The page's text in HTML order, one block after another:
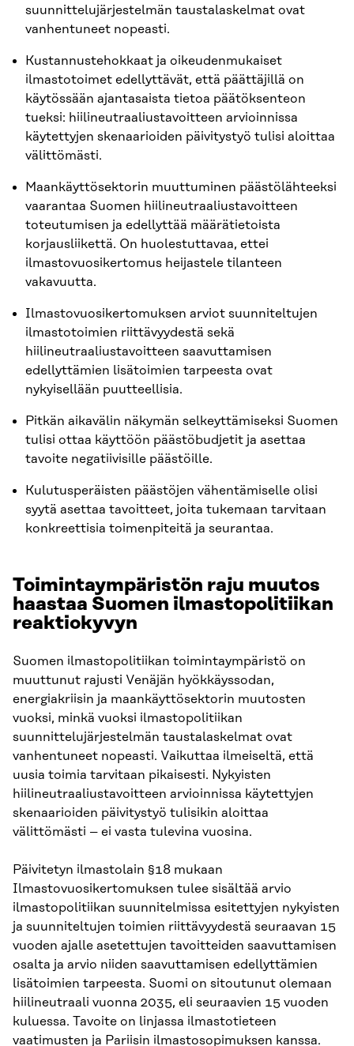
suunnittelujärjestelmän taustalaskelmat ovat
vanhentuneet nopeasti.
Kustannustehokkaat ja oikeudenmukaiset
ilmastotoimet edellyttävät, että päättäjillä on
käytössään ajantasaista tietoa päätöksenteon
tueksi: hiilineutraaliustavoitteen arvioinnissa
käytettyjen skenaarioiden päivitystyö tulisi aloittaa
välittömästi.
Maankäyttösektorin muuttuminen päästölähteeksi
vaarantaa Suomen hiilineutraaliustavoitteen
toteutumisen ja edellyttää määrätietoista
korjausliikettä. On huolestuttavaa, ettei
ilmastovuosikertomus heijastele tilanteen
vakavuutta.
Ilmastovuosikertomuksen arviot suunniteltujen
ilmastotoimien riittävyydestä sekä
hiilineutraaliustavoitteen saavuttamisen
edellyttämien lisätoimien tarpeesta ovat
nykyisellään puutteellisia.
Pitkän aikavälin näkymän selkeyttämiseksi Suomen
tulisi ottaa käyttöön päästöbudjetit ja asettaa
tavoite negatiivisille päästöille.
Kulutusperäisten päästöjen vähentämiselle olisi
syytä asettaa tavoitteet, joita tukemaan tarvitaan
konkreettisia toimenpiteitä ja seurantaa.
Toimintaympäristön raju muutos
haastaa Suomen ilmastopolitiikan
reaktiokyvyn
Suomen ilmastopolitiikan toimintaympäristö on
muuttunut rajusti Venäjän hyökkäyssodan,
energiakriisin ja maankäyttösektorin muutosten
vuoksi, minkä vuoksi ilmastopolitiikan
suunnittelujärjestelmän taustalaskelmat ovat
vanhentuneet nopeasti. Vaikuttaa ilmeiseltä, että
uusia toimia tarvitaan pikaisesti. Nykyisten
hiilineutraaliustavoitteen arvioinnissa käytettyjen
skenaarioiden päivitystyö tulisikin aloittaa
välittömästi – ei vasta tulevina vuosina.
Päivitetyn ilmastolain §18 mukaan
Ilmastovuosikertomuksen tulee sisältää arvio
ilmastopolitiikan suunnitelmissa esitettyjen nykyisten
ja suunniteltujen toimien riittävyydestä seuraavan 15
vuoden ajalle asetettujen tavoitteiden saavuttamisen
osalta ja arvio niiden saavuttamisen edellyttämien
lisätoimien tarpeesta. Suomi on sitoutunut olemaan
hiilineutraali vuonna 2035, eli seuraavien 15 vuoden
kuluessa. Tavoite on linjassa ilmastotieteen
vaatimusten ja Pariisin ilmastosopimuksen kanssa.